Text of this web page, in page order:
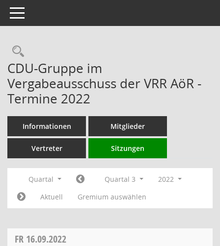
Toggle navigation
Rechercheauswahl
CDU-Gruppe im
Vergabeausschuss der VRR AöR -
Termine 2022
Informationen Mitglieder
Vertreter Sitzungen
Quartal Quartal 3
2022
Aktuell
Gremium auswählen
FR 16.09.2022